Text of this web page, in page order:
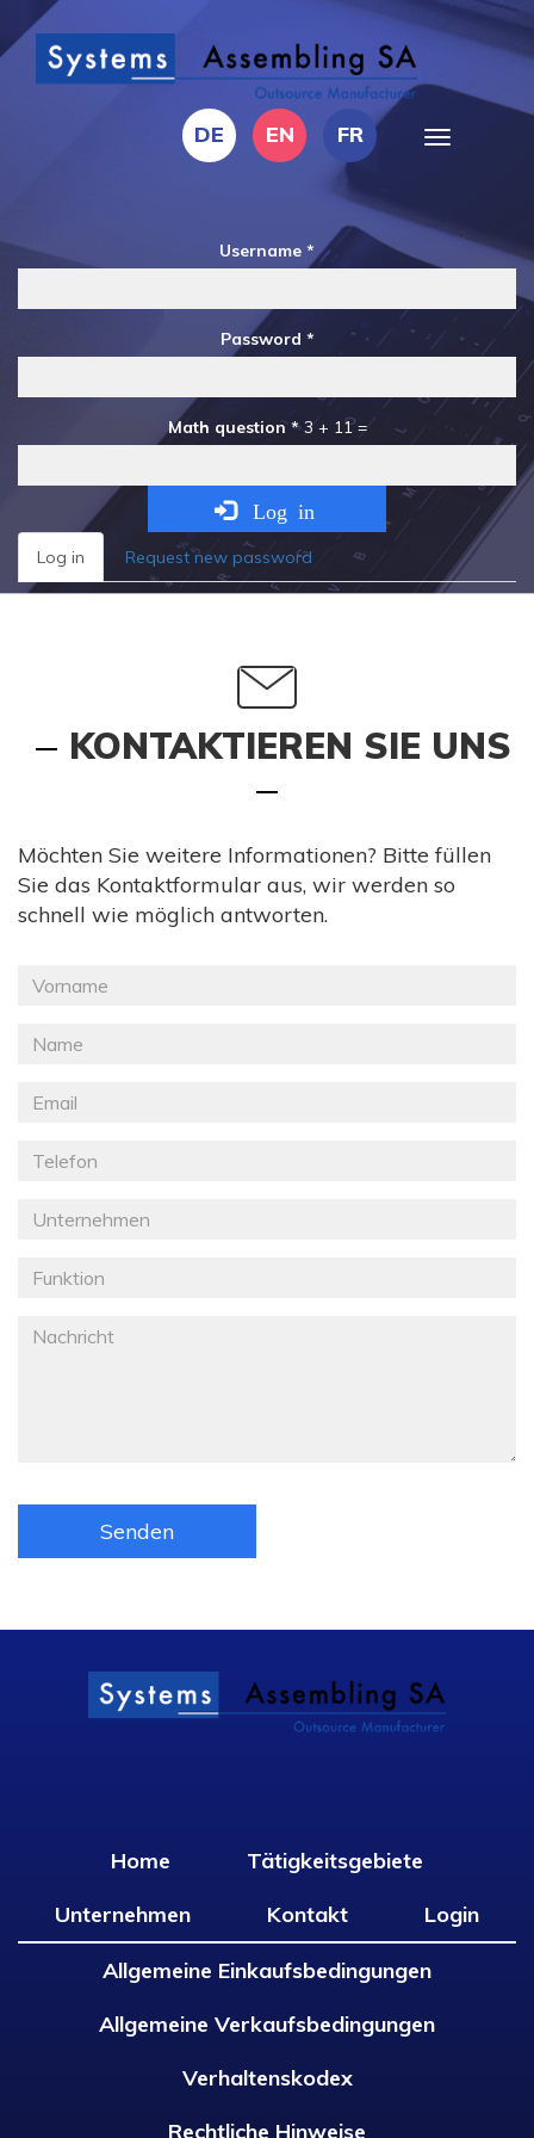
main
content
Toggle
DE EN FR
Username *
Password *
Math question*3 + 11 =
Log in
Primary
tabs
Log in (active
tab)
Request new password
KONTAKTIEREN SIE UNS
Möchten Sie weitere Informationen? Bitte füllen
Sie das Kontaktformular aus, wir werden so
schnell wie möglich antworten.
Senden
Home
Tätigkeitsgebiete
Unternehmen
Kontakt Login
Allgemeine Einkaufsbedingungen
Allgemeine Verkaufsbedingungen
Verhaltenskodex
Rechtliche Hinweise